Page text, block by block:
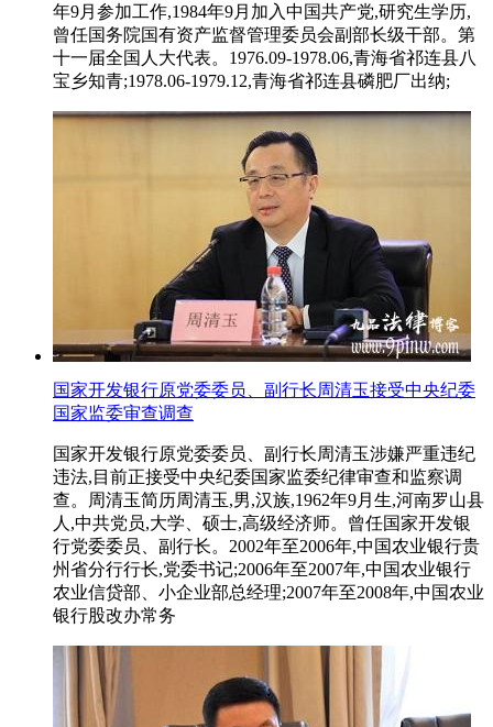
年9月参加工作,1984年9月加入中国共产党,研究生学历,
曾任国务院国有资产监督管理委员会副部长级干部。第
十一届全国人大代表。1976.09-1978.06,青海省祁连县八
宝乡知青;1978.06-1979.12,青海省祁连县磷肥厂出纳;
国家开发银行原党委委员、副行长周清玉接受中央纪委
国家监委审查调查
国家开发银行原党委委员、副行长周清玉涉嫌严重违纪
违法,目前正接受中央纪委国家监委纪律审查和监察调
查。周清玉简历周清玉,男,汉族,1962年9月生,河南罗山县
人,中共党员,大学、硕士,高级经济师。曾任国家开发银
行党委委员、副行长。2002年至2006年,中国农业银行贵
州省分行行长,党委书记;2006年至2007年,中国农业银行
农业信贷部、小企业部总经理;2007年至2008年,中国农业
银行股改办常务